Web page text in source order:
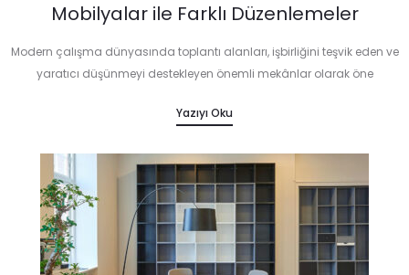
Mobilyalar ile Farklı Düzenlemeler
Modern çalışma dünyasında toplantı alanları, işbirliğini teşvik eden ve
yaratıcı düşünmeyi destekleyen önemli mekânlar olarak öne
göre kolayca yeniden düzenlenebilmesi sayesinde bu…
Yazıyı Oku